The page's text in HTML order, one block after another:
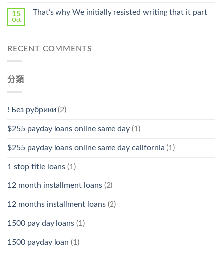
15
Oct
That’s why We initially resisted writing that it part
RECENT COMMENTS
分類
! Без рубрики (2)
$255 payday loans online same day (1)
$255 payday loans online same day california (1)
1 stop title loans (1)
12 month installment loans (2)
12 months installment loans (2)
1500 pay day loans (1)
1500 payday loan (1)